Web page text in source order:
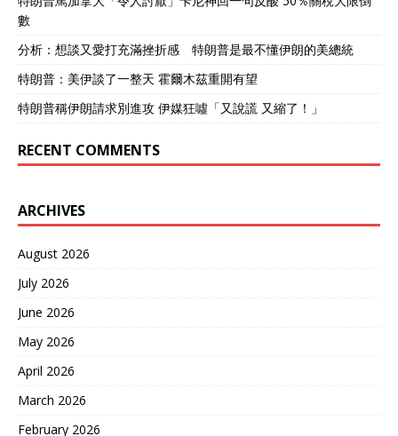
數
分析：想談又愛打充滿挫折感 特朗普是最不懂伊朗的美總統
特朗普：美伊談了一整天 霍爾木茲重開有望
特朗普稱伊朗請求別進攻 伊媒狂噓「又說謊 又縮了！」
RECENT COMMENTS
ARCHIVES
August 2026
July 2026
June 2026
May 2026
April 2026
March 2026
February 2026